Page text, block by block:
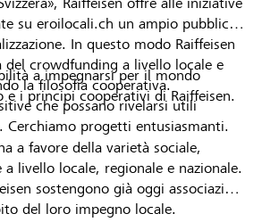
su eroilocali.ch un ampio pubblico
In questo modo Raiffeisen
crowdfunding a livello locale e
la filosofia cooperativa.
che possano rivelarsi utili
progetti entusiasmanti.
a impegnarsi per il mondo
e i principi cooperativi di Raiffeisen.
a favore della varietà sociale,
livello locale, regionale e nazionale.
sostengono già oggi associazioni
del loro impegno locale.